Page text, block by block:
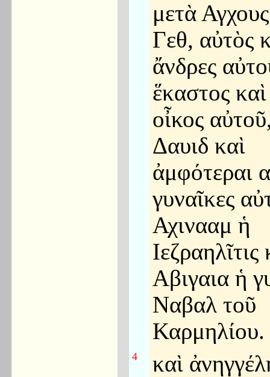
μετὰ
Γεθ, αὐτὸς
ἄνδρες
ἕκαστος
οἶκος
Δαυιδ καὶ
ἀμφότεραι
γυναῖκες
Αχινααμ ἡ
Ιεζραηλῖτις
Αβιγαια ἡ
Ναβαλ τοῦ
Καρμηλίου.
4
καὶ